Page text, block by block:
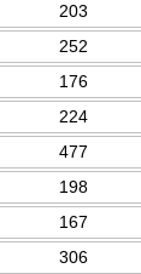
203
252
176
224
477
198
167
306